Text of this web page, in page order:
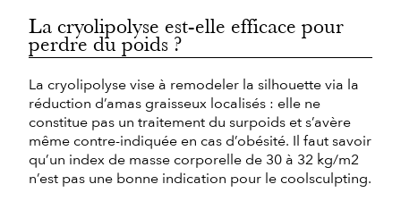
La cryolipolyse est-elle efficace pour
perdre du poids ?
La cryolipolyse vise à remodeler la silhouette via la
réduction d’amas graisseux localisés : elle ne
constitue pas un traitement du surpoids et s’avère
même contre-indiquée en cas d’obésité. Il faut savoir
qu’un index de masse corporelle de 30 à 32 kg/m2
n’est pas une bonne indication pour le coolsculpting.